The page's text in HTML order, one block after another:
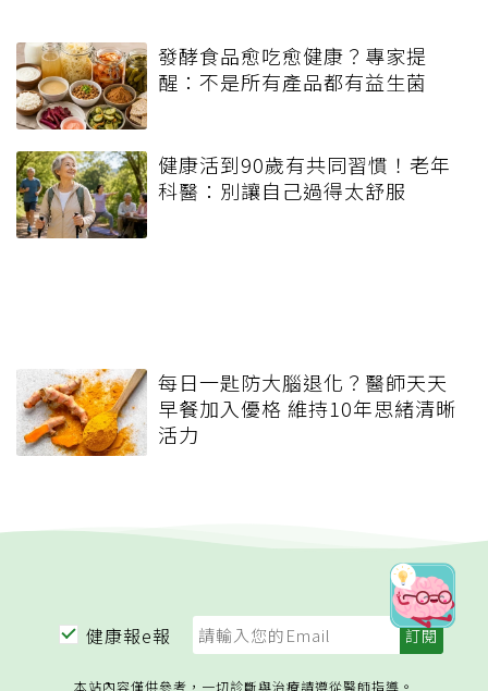
發酵食品愈吃愈健康？專家提
醒：不是所有產品都有益生菌
健康活到90歲有共同習慣！老年
科醫：別讓自己過得太舒服
每日一匙防大腦退化？醫師天天
早餐加入優格 維持10年思緒清晰
活力
健康報e報
本站內容僅供參考，一切診斷與治療請遵從醫師指導。